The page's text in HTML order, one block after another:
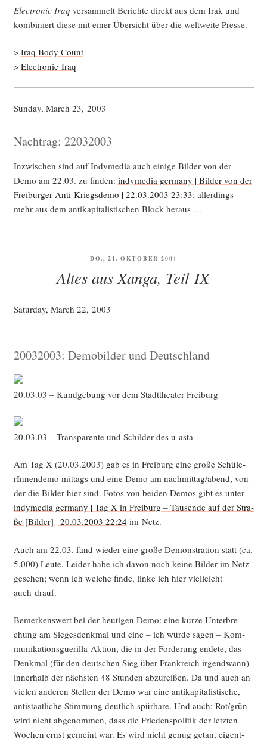
Elec­tro­nic Iraq ver­sam­melt Berich­te direkt aus dem Irak und
kom­bi­niert die­se mit einer Über­sicht über die welt­wei­te Presse.
> Iraq Body Count
> Elec­tro­nic Iraq
Sun­day, March 23, 2003
Nachtrag: 22032003
Inzwi­schen sind auf Indy­me­dia auch eini­ge Bil­der von der
Demo am 22.03. zu fin­den: indy­me­dia ger­ma­ny | Bil­der von der
Frei­bur­ger Anti-Kriegs­de­mo | 22.03.2003 23:33; aller­dings
mehr aus dem anti­ka­pi­ta­lis­ti­schen Block heraus …
VERÖFFENTLICHT
DO., 21. OKTOBER 2004
Altes aus Xanga, Teil IX
Satur­day, March 22, 2003
20032003: Demobilder und Deutschland
20.03.03 – Kund­ge­bung vor dem Stadt­thea­ter Freiburg
20.03.03 – Trans­pa­ren­te und Schil­der des u‑asta
Am Tag X (20.03.2003) gab es in Frei­burg eine gro­ße Schü­le­
rIn­nen­de­mo mit­tags und eine Demo am nachmittag/abend, von
der die Bil­der hier sind. Fotos von bei­den Demos gibt es unter
indy­me­dia ger­ma­ny | Tag X in Frei­burg – Tau­sen­de auf der Stra­
ße [Bil­der] | 20.03.2003 22:24 im Netz.
Auch am 22.03. fand wie­der eine gro­ße Demons­tra­ti­on statt (ca.
5.000) Leu­te. Lei­der habe ich davon noch kei­ne Bil­der im Netz
gese­hen; wenn ich wel­che fin­de, lin­ke ich hier viel­leicht
auch drauf.
Bemer­kens­wert bei der heu­ti­gen Demo: eine kur­ze Unter­bre­
chung am Sie­ges­denk­mal und eine – ich wür­de sagen – Kom­
mu­ni­ka­ti­ons­gue­ril­la-Akti­on, die in der For­de­rung ende­te, das
Denk­mal (für den deut­schen Sieg über Frank­reich irgend­wann)
inner­halb der nächs­ten 48 Stun­den abzu­rei­ßen. Da und auch an
vie­len ande­ren Stel­len der Demo war eine anti­ka­pi­ta­lis­ti­sche,
anti­staat­li­che Stim­mung deut­lich spür­ba­re. Und auch: Rot/grün
wird nicht abge­nom­men, dass die Frie­dens­po­li­tik der letz­ten
Wochen ernst gemeint war. Es wird nicht genug getan, eigent­